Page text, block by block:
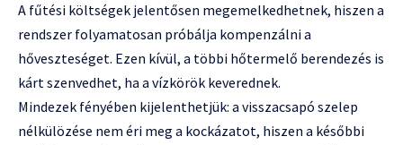
A fűtési költségek jelentősen megemelkedhetnek, hiszen a
rendszer folyamatosan próbálja kompenzálni a
hőveszteséget. Ezen kívül, a többi hőtermelő berendezés is
kárt szenvedhet, ha a vízkörök keverednek.
Mindezek fényében kijelenthetjük: a visszacsapó szelep
nélkülözése nem éri meg a kockázatot, hiszen a későbbi